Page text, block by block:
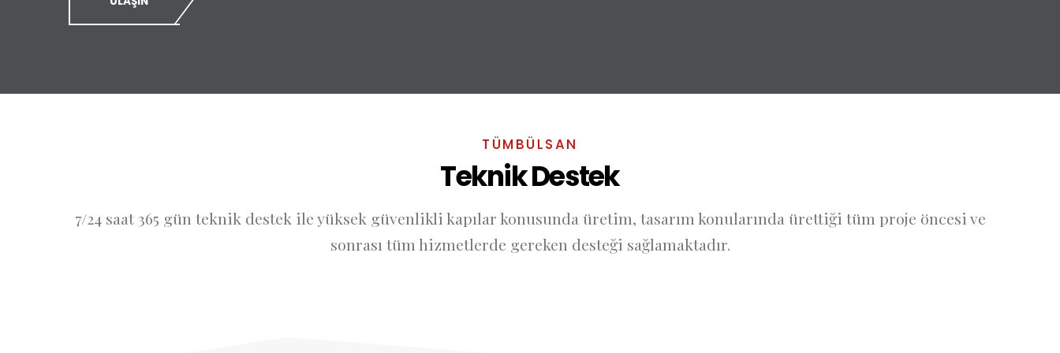
TÜMBÜLSAN​
Teknik Destek
7/24 saat 365 gün teknik destek ile yüksek güvenlikli kapılar konusunda üretim, tasarım konularında ürettiği tüm proje öncesi ve
sonrası tüm hizmetlerde gereken desteği sağlamaktadır.